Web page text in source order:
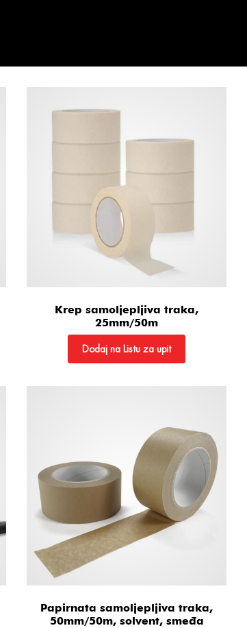
Krep samoljepljiva traka,
25mm/50m
Dodaj na Listu za upit
Papirnata samoljepljiva traka,
50mm/50m, solvent, smeđa